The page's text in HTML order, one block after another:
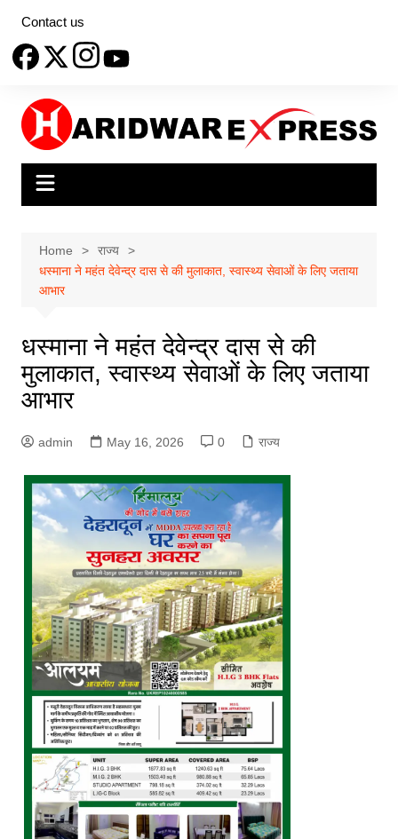
content
Contact us
Home
राज्य
धस्माना ने महंत देवेन्द्र दास से की मुलाकात, स्वास्थ्य सेवाओं के लिए जताया
आभार
धस्माना ने महंत देवेन्द्र दास से की
मुलाकात, स्वास्थ्य सेवाओं के लिए जताया
आभार
admin May 16, 2026 0 राज्य